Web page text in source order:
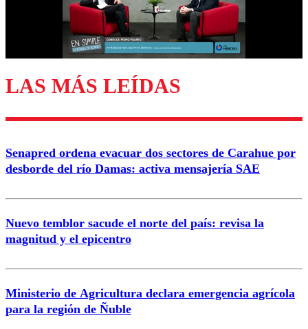
Enviar comentario
LAS MÁS LEÍDAS
Senapred ordena evacuar dos sectores de Carahue por
desborde del río Damas: activa mensajería SAE
Nuevo temblor sacude el norte del país: revisa la
magnitud y el epicentro
Ministerio de Agricultura declara emergencia agrícola
para la región de Ñuble